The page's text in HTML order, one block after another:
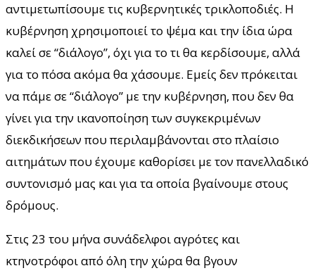
αντιμετωπίσουμε τις κυβερνητικές τρικλοποδιές. Η
κυβέρνηση χρησιμοποιεί το ψέμα και την ίδια ώρα
καλεί σε “διάλογο”, όχι για το τι θα κερδίσουμε, αλλά
για το πόσα ακόμα θα χάσουμε. Εμείς δεν πρόκειται
να πάμε σε “διάλογο” με την κυβέρνηση, που δεν θα
γίνει για την ικανοποίηση των συγκεκριμένων
διεκδικήσεων που περιλαμβάνονται στο πλαίσιο
αιτημάτων που έχουμε καθορίσει με τον πανελλαδικό
συντονισμό μας και για τα οποία βγαίνουμε στους
δρόμους.
Στις 23 του μήνα συνάδελφοι αγρότες και
κτηνοτρόφοι από όλη την χώρα θα βγουν